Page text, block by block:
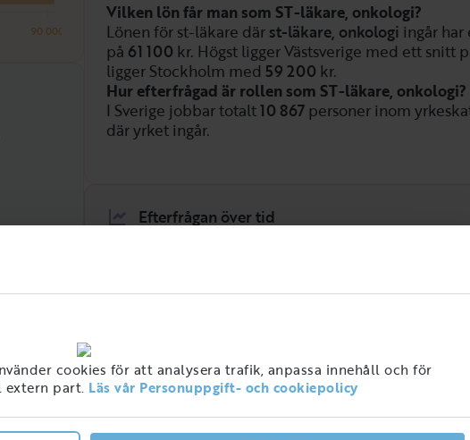
cookies för att analysera trafik, anpassa innehåll och för
extern part. Läs vår Personuppgift- och cookiepolicy
90 000
Vilken lön får man som ST-läkare, onkologi?
Lönen för st-läkare där st-läkare, onkologi ingår
på 61 100 kr. Högst ligger Västsverige med ett snitt
ligger Stockholm med 59 200 kr.
Hur efterfrågad är rollen som ST-läkare, onkologi?
I Sverige jobbar totalt 10 867 personer inom
där yrket ingår.
Efterfrågan över tid
Det finns inte tillräckligt med data för att visa
efterfrågan för den här yrkesrollen och